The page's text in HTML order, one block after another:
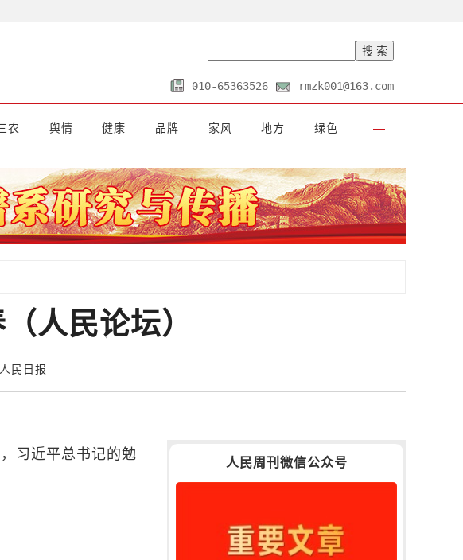
010-65363526 rmzk001@163.com
农 舆情 健康 品牌 家风 地方 绿色
人民论坛）
人民日报
习近平总书记的勉
人民周刊微信公众号